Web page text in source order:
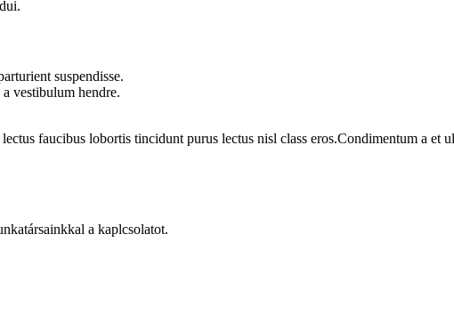
suspendisse.
vestibulum hendre.
faucibus lobortis tincidunt purus lectus nisl class eros.Condimentum a et
a kaplcsolatot.